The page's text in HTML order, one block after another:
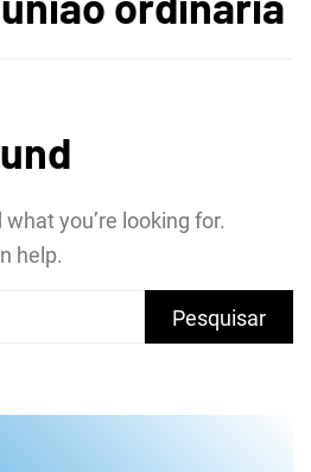
DE
you’re looking for.
help.